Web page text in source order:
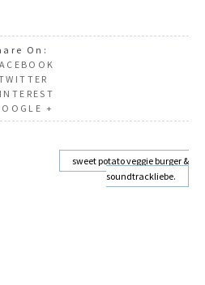
On:
+
sweet potato veggie burger &
soundtrackliebe.